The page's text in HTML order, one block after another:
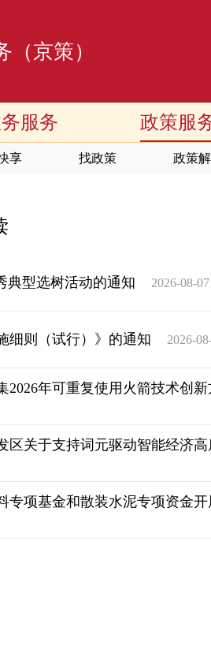
（京策）
服务 政策服
享 找政策 政策
典型选树活动的通知 2026-08-07
细则（试行）》的通知 2026-
年可重复使用火箭技术创新
区关于支持词元驱动智能经济高
专项基金和散装水泥专项资金开